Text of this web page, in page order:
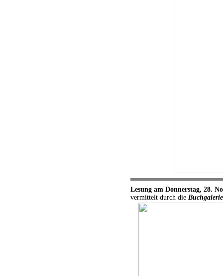
Lesung am Donnerstag, 28.
vermittelt durch die